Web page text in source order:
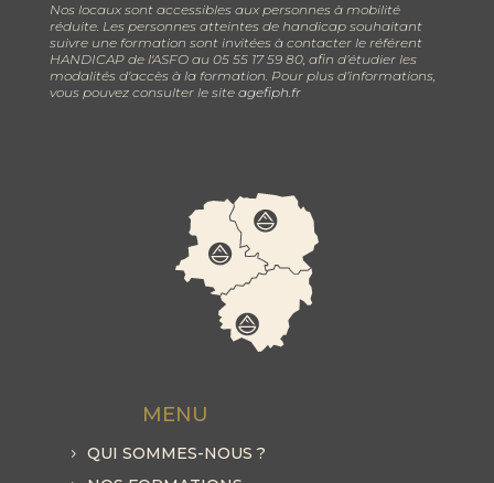
Nos locaux sont accessibles aux personnes à mobilité
réduite. Les personnes atteintes de handicap souhaitant
suivre une formation sont invitées à contacter le référent
HANDICAP de l'ASFO au 05 55 17 59 80, afin d’étudier les
modalités d'accès à la formation. Pour plus d’informations,
vous pouvez consulter le site agefiph.fr
MENU
QUI SOMMES-NOUS ?